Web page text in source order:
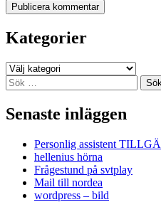
Kategorier
Kategorier
Sök
efter:
Senaste inläggen
Personlig assistent
hellenius hörna
Frågestund på svtplay
Mail till nordea
wordpress – bild